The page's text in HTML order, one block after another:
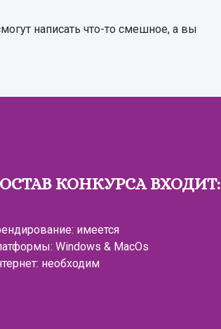
написать что-то смешное, а вы
КОНКУРСА ВХОДИТ:
имеется
Windows & MacOs
необходим